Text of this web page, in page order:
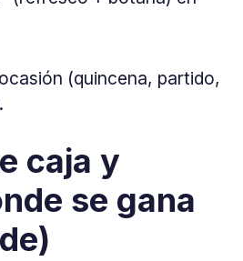
(quincena, partido,
caja y
se gana